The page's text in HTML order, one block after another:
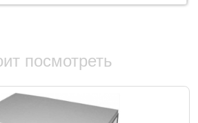
посмотреть